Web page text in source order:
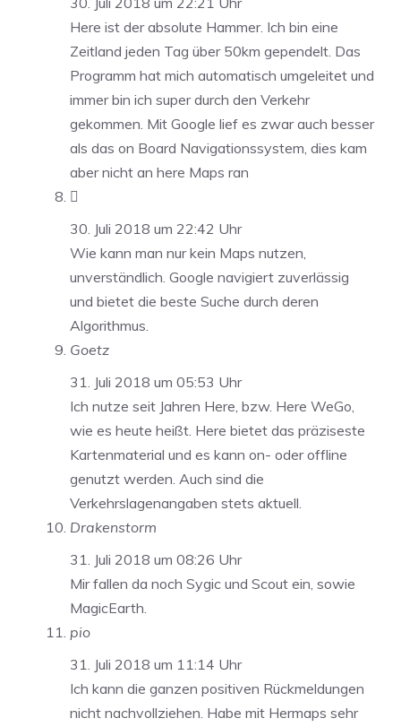
Here ist der absolute Hammer. Ich bin eine
Zeitland jeden Tag über 50km gependelt. Das
Programm hat mich automatisch umgeleitet und
immer bin ich super durch den Verkehr
gekommen. Mit Google lief es zwar auch besser
als das on Board Navigationssystem, dies kam
aber nicht an here Maps ran

30. Juli 2018 um 22:42 Uhr
Wie kann man nur kein Maps nutzen,
unverständlich. Google navigiert zuverlässig
und bietet die beste Suche durch deren
Algorithmus.
Goetz
31. Juli 2018 um 05:53 Uhr
Ich nutze seit Jahren Here, bzw. Here WeGo,
wie es heute heißt. Here bietet das präziseste
Kartenmaterial und es kann on- oder offline
genutzt werden. Auch sind die
Verkehrslagenangaben stets aktuell.
Drakenstorm
31. Juli 2018 um 08:26 Uhr
Mir fallen da noch Sygic und Scout ein, sowie
MagicEarth.
pio
31. Juli 2018 um 11:14 Uhr
Ich kann die ganzen positiven Rückmeldungen
nicht nachvollziehen. Habe mit Hermaps sehr